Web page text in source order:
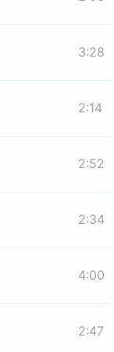
3:28
2:14
2:52
2:34
4:00
2:47